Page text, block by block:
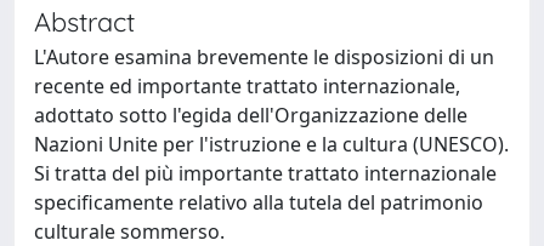
Abstract
L'Autore esamina brevemente le disposizioni di un
recente ed importante trattato internazionale,
adottato sotto l'egida dell'Organizzazione delle
Nazioni Unite per l'istruzione e la cultura (UNESCO).
Si tratta del più importante trattato internazionale
specificamente relativo alla tutela del patrimonio
culturale sommerso.